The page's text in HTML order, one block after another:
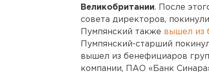
Великобритании. После
совета директоров,
Пумпянский также вышел из
Пумпянский-старший
вышел из бенефициаров
компании, ПАО «Банк